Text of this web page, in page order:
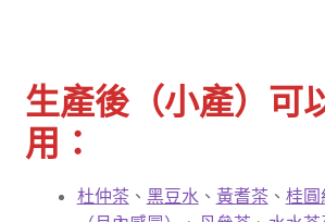
我的帳號
購物車
結帳頁面
生產後（小產）可
用：
杜仲茶 、 黑豆水、 黃耆茶 、 桂圓